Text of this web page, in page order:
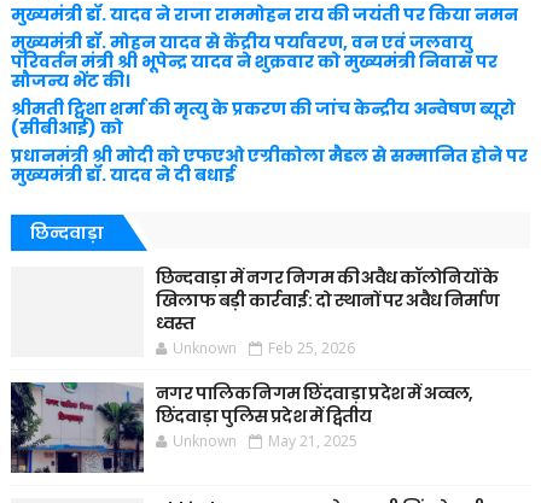
मुख्यमंत्री डॉ. यादव ने राजा राममोहन राय की जयंती पर किया नमन
मुख्यमंत्री डॉ. मोहन यादव से केंद्रीय पर्यावरण, वन एवं जलवायु
परिवर्तन मंत्री श्री भूपेन्द्र यादव ने शुक्रवार को मुख्यमंत्री निवास पर
सौजन्य भेंट की।
श्रीमती ट्विशा शर्मा की मृत्यु के प्रकरण की जांच केन्द्रीय अन्वेषण ब्यूरो
(सीबीआई) को
प्रधानमंत्री श्री मोदी को एफएओ एग्रीकोला मैडल से सम्मानित होने पर
मुख्यमंत्री डॉ. यादव ने दी बधाई
छिन्दवाड़ा
छिन्दवाड़ा में नगर निगम की अवैध कॉलोनियों के
खिलाफ बड़ी कार्रवाई: दो स्थानों पर अवैध निर्माण
ध्वस्त
Unknown Feb 25, 2026
नगर पालिक निगम छिंदवाड़ा प्रदेश में अव्वल,
छिंदवाड़ा पुलिस प्रदेश में द्वितीय
Unknown May 21, 2025